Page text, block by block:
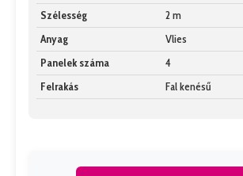
Szélesség
2 m
Anyag
Vlies
Panelek száma
4
Felrakás
Fal kenésű